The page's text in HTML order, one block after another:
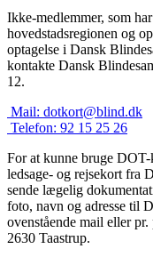
Ikke-medlemmer, som
hovedstadsregionen og
optagelse i Dansk
kontakte Dansk
12.
Mail: dotkort@blind.dk
Telefon: 92 15 25 26
For at kunne bruge
ledsage- og rejsekort fra
sende lægelig
foto, navn og adresse til
ovenstående mail eller
2630 Taastrup.